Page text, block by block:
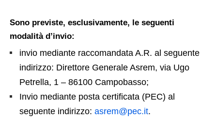
Sono previste, esclusivamente, le seguenti
modalità d’invio:
invio mediante raccomandata A.R. al seguente
indirizzo: Direttore Generale Asrem, via Ugo
Petrella, 1 – 86100 Campobasso;
Invio mediante posta certificata (PEC) al
seguente indirizzo: asrem@pec.it.